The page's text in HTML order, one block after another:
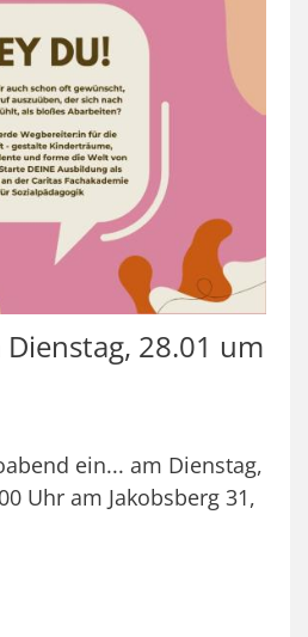
28.01 um
ein... am Dienstag,
Uhr am Jakobsberg 31,